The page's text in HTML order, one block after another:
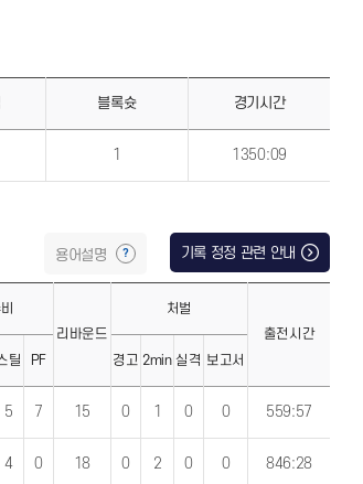
블록슛 경기시간
1 1350:09
기록 정정 관련 안내
용어설명
리바운드
처벌
출전시간
틸 PF 경고 2min 실격 보고서
5 7 15 0 1 0 0 559:57
4 0 18 0 2 0 0 846:28